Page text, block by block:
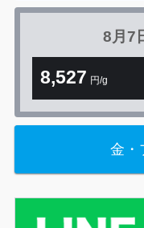
8月7
8,527 円/g
金・